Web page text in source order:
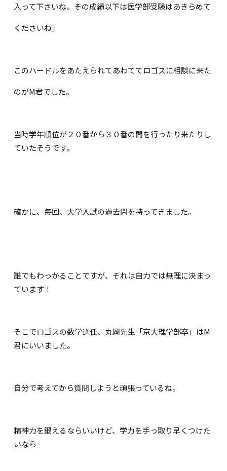
入って下さいね。その成績以下は医学部受験はあきらめて
くださいね」
このハードルをあたえられてあわててロゴスに相談に来た
のがM君でした。
当時学年順位が２０番から３０番の間を行ったり来たりし
ていたそうです。
確かに、毎回、大学入試の過去問を持ってきました。
誰でもわっかることですが、それは自力では無理に決まっ
ています！
そこでロゴスの数学選任、丸岡先生「京大理学部卒」はM
君にいいました。
自分で考えてから質問しようと頑張っているね。
精神力を鍛えるならいいけど、学力を手っ取り早くつけた
いなら